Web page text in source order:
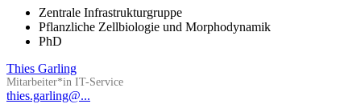
Zentrale Infrastrukturgruppe
Pflanzliche Zellbiologie und Morphodynamik
PhD
Thies Garling
Mitarbeiter*in IT-Service
thies.garling@...